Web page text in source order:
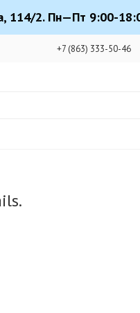
114/2. Пн—Пт 9:00-
+7 (863) 333-50-46